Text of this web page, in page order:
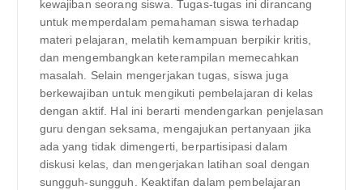
kewajiban seorang siswa. Tugas-tugas ini dirancang
untuk memperdalam pemahaman siswa terhadap
materi pelajaran, melatih kemampuan berpikir kritis,
dan mengembangkan keterampilan memecahkan
masalah. Selain mengerjakan tugas, siswa juga
berkewajiban untuk mengikuti pembelajaran di kelas
dengan aktif. Hal ini berarti mendengarkan penjelasan
guru dengan seksama, mengajukan pertanyaan jika
ada yang tidak dimengerti, berpartisipasi dalam
diskusi kelas, dan mengerjakan latihan soal dengan
sungguh-sungguh. Keaktifan dalam pembelajaran